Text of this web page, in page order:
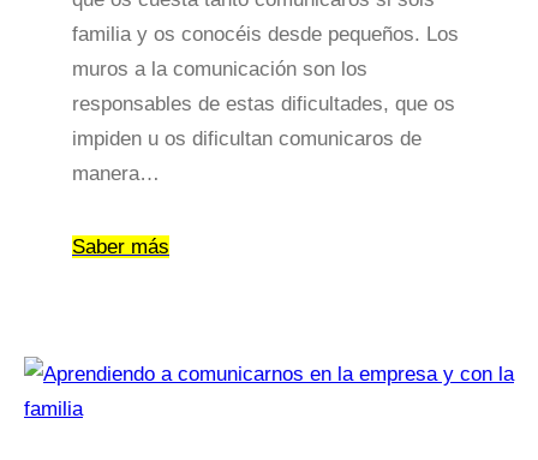
familia y os conocéis desde pequeños. Los
muros a la comunicación son los
responsables de estas dificultades, que os
impiden u os dificultan comunicaros de
manera…
Saber más